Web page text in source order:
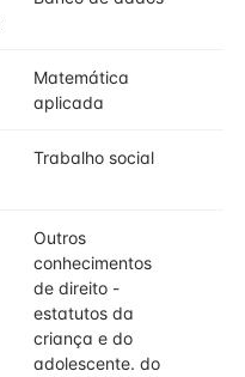
Matemática
aplicada
Trabalho social
Outros
conhecimentos
de direito -
estatutos da
criança e do
adolescente. do